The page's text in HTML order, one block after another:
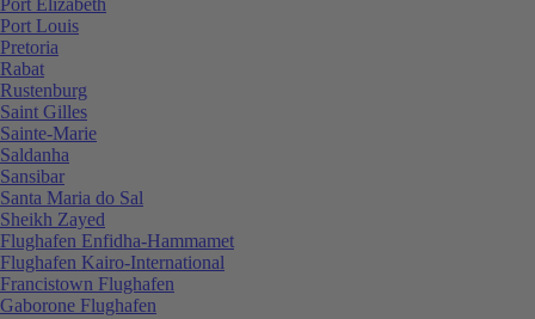
Port Louis
Pretoria
Rabat
Rustenburg
Saint Gilles
Sainte-Marie
Saldanha
Sansibar
Santa Maria do Sal
Sheikh Zayed
Flughafen Enfidha-Hammamet
Flughafen Kairo-International
Francistown Flughafen
Gaborone Flughafen